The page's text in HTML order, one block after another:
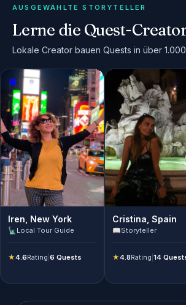
AUSGEWÄHLTE STORYTELLER
Lerne die Quest-
Lokale Creator bauen Quests in über
Iren New York
🗽 Local Tour Guide
★4.6Rating 6 Quests
Cristina Spain
📖Storyteller
★4.8Rating 14